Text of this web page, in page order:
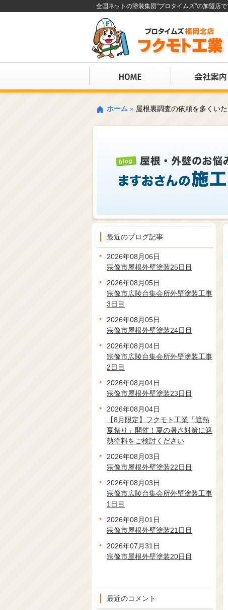
全国ネットの塗装集団"プロタイムズ"の加盟店
ホーム » 屋根裏調査の依頼を多くい
最近のブログ記事
2026年08月06日
宗像市屋根外壁塗装25日目
2026年08月05日
宗像市広陵台集会所外壁塗装工事
3日目
2026年08月05日
宗像市屋根外壁塗装24日目
2026年08月04日
宗像市広陵台集会所外壁塗装工事
2日目
2026年08月04日
宗像市屋根外壁塗装23日目
2026年08月04日
【8月限定】フクモト工業「遮熱
夏祭り」開催！夏の暑さ対策に遮
熱塗料をご検討ください
2026年08月03日
宗像市屋根外壁塗装22日目
2026年08月03日
宗像市広陵台集会所外壁塗装工事
1日目
2026年08月01日
宗像市屋根外壁塗装21日目
2026年07月31日
宗像市屋根外壁塗装20日目
最近のコメント